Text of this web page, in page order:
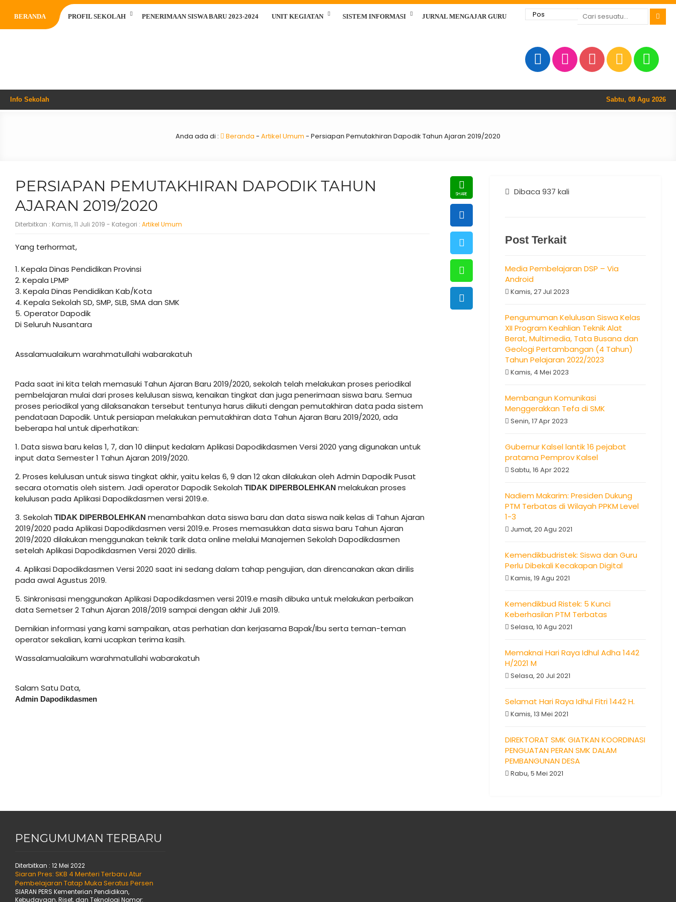
BERANDA PROFIL SEKOLAH PENERIMAAN SISWA BARU 2023-2024 UNIT KEGIATAN SISTEM INFORMASI JURNAL MENGAJAR GURU
Info Sekolah Sabtu, 08 Agu 2026
Anda ada di : Beranda - Artikel Umum - Persiapan Pemutakhiran Dapodik Tahun Ajaran 2019/2020
PERSIAPAN PEMUTAKHIRAN DAPODIK TAHUN
AJARAN 2019/2020
Diterbitkan : Kamis, 11 Juli 2019 - Kategori : Artikel Umum
Yang terhormat,
1. Kepala Dinas Pendidikan Provinsi
2. Kepala LPMP
3. Kepala Dinas Pendidikan Kab/Kota
4. Kepala Sekolah SD, SMP, SLB, SMA dan SMK
5. Operator Dapodik
Di Seluruh Nusantara
Assalamualaikum warahmatullahi wabarakatuh
Pada saat ini kita telah memasuki Tahun Ajaran Baru 2019/2020, sekolah telah melakukan proses periodikal
pembelajaran mulai dari proses kelulusan siswa, kenaikan tingkat dan juga penerimaan siswa baru. Semua
proses periodikal yang dilaksanakan tersebut tentunya harus diikuti dengan pemutakhiran data pada sistem
pendataan Dapodik. Untuk persiapan melakukan pemutakhiran data Tahun Ajaran Baru 2019/2020, ada
beberapa hal untuk diperhatikan:
1. Data siswa baru kelas 1, 7, dan 10 diinput kedalam Aplikasi Dapodikdasmen Versi 2020 yang digunakan untuk
input data Semester 1 Tahun Ajaran 2019/2020.
2. Proses kelulusan untuk siswa tingkat akhir, yaitu kelas 6, 9 dan 12 akan dilakukan oleh Admin Dapodik Pusat
secara otomatis oleh sistem. Jadi operator Dapodik Sekolah TIDAK DIPERBOLEHKAN melakukan proses
kelulusan pada Aplikasi Dapodikdasmen versi 2019.e.
3. Sekolah TIDAK DIPERBOLEHKAN menambahkan data siswa baru dan data siswa naik kelas di Tahun Ajaran
2019/2020 pada Aplikasi Dapodikdasmen versi 2019.e. Proses memasukkan data siswa baru Tahun Ajaran
2019/2020 dilakukan menggunakan teknik tarik data online melalui Manajemen Sekolah Dapodikdasmen
setelah Aplikasi Dapodikdasmen Versi 2020 dirilis.
4. Aplikasi Dapodikdasmen Versi 2020 saat ini sedang dalam tahap pengujian, dan direncanakan akan dirilis
pada awal Agustus 2019.
5. Sinkronisasi menggunakan Aplikasi Dapodikdasmen versi 2019.e masih dibuka untuk melakukan perbaikan
data Semetser 2 Tahun Ajaran 2018/2019 sampai dengan akhir Juli 2019.
Demikian informasi yang kami sampaikan, atas perhatian dan kerjasama Bapak/Ibu serta teman-teman
operator sekalian, kami ucapkan terima kasih.
Wassalamualaikum warahmatullahi wabarakatuh
Salam Satu Data,
Admin Dapodikdasmen
Dibaca 937 kali
Post Terkait
Media Pembelajaran DSP – Via
Android
Kamis, 27 Jul 2023
Pengumuman Kelulusan Siswa Kelas
XII Program Keahlian Teknik Alat
Berat, Multimedia, Tata Busana dan
Geologi Pertambangan (4 Tahun)
Tahun Pelajaran 2022/2023
Kamis, 4 Mei 2023
Membangun Komunikasi
Menggerakkan Tefa di SMK
Senin, 17 Apr 2023
Gubernur Kalsel lantik 16 pejabat
pratama Pemprov Kalsel
Sabtu, 16 Apr 2022
Nadiem Makarim: Presiden Dukung
PTM Terbatas di Wilayah PPKM Level
1-3
Jumat, 20 Agu 2021
Kemendikbudristek: Siswa dan Guru
Perlu Dibekali Kecakapan Digital
Kamis, 19 Agu 2021
Kemendikbud Ristek: 5 Kunci
Keberhasilan PTM Terbatas
Selasa, 10 Agu 2021
Memaknai Hari Raya Idhul Adha 1442
H/2021 M
Selasa, 20 Jul 2021
Selamat Hari Raya Idhul Fitri 1442 H.
Kamis, 13 Mei 2021
DIREKTORAT SMK GIATKAN KOORDINASI
PENGUATAN PERAN SMK DALAM
PEMBANGUNAN DESA
Rabu, 5 Mei 2021
PENGUMUMAN TERBARU
Diterbitkan : 12 Mei 2022
Siaran Pres: SKB 4 Menteri Terbaru Atur
Pembelajaran Tatap Muka Seratus Persen
SIARAN PERS Kementerian Pendidikan,
Kebudayaan, Riset, dan Teknologi Nomor: